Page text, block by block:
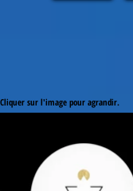
Cliquer sur l'image pour agrandir.